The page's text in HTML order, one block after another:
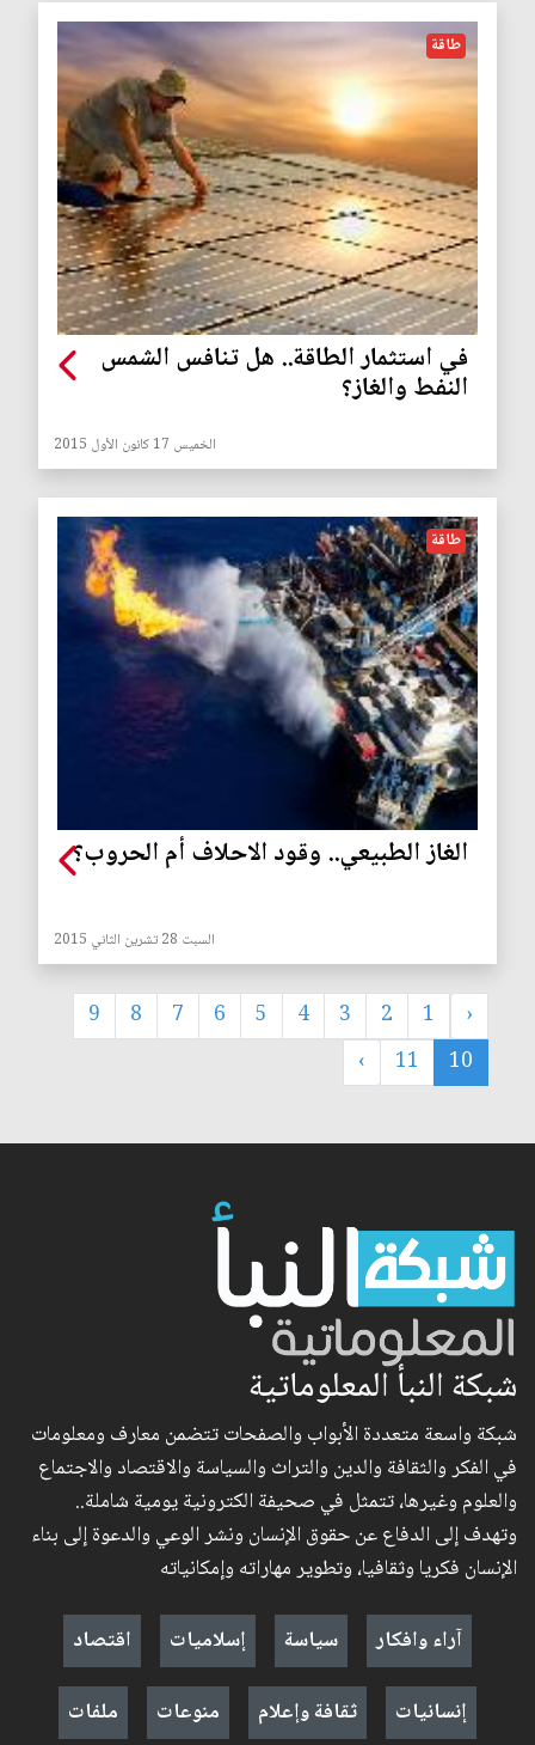
طاقة
في استثمار الطاقة.. هل تنافس الشمس
النفط والغاز؟
الخميس 17 كانون الأول 2015
طاقة
الغاز الطبيعي.. وقود الاحلاف أم الحروب؟
السبت 28 تشرين الثاني 2015
‹
1
2
3
4
5
6
7
8
9
10
11
›
شبكة النبأ المعلوماتية
شبكة واسعة متعددة الأبواب والصفحات تتضمن معارف ومعلومات
في الفكر والثقافة والدين والتراث والسياسة والاقتصاد والاجتماع
والعلوم وغيرها، تتمثل في صحيفة الكترونية يومية شاملة..
وتهدف إلى الدفاع عن حقوق الإنسان ونشر الوعي والدعوة إلى بناء
الإنسان فكريا وثقافيا، وتطوير مهاراته وإمكانياته
آراء وافكار
سياسة إسلاميات
اقتصاد
إنسانيات
ثقافة وإعلام منوعات ملفات